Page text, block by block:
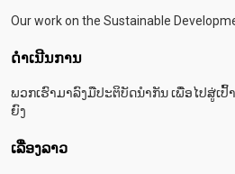
Our work on the Sustainable
ດຳເນີນການ
ພວກເຮົາມາລົງມືປະຕິບັດນຳກັນ ເພື່ອໄປສູ່ເ
ຍົງ
ເລື່ອງລາວ